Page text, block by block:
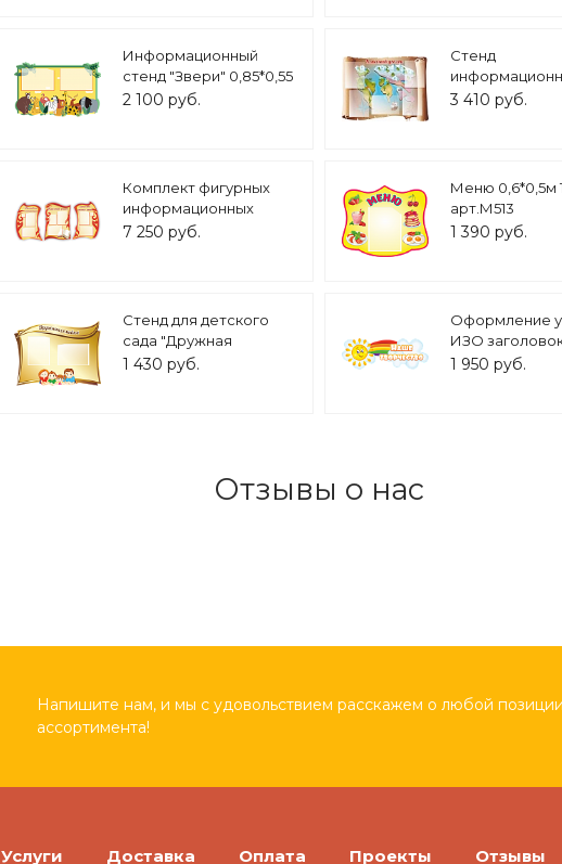
Информационный
стенд "Звери" 0,85*0,55
арт.ДС1336
2 100 руб.
Стенд
КЛАССНЫЙ
3 410 руб.
Комплект фигурных
информационных
стендов "Классный
карманами арт.
Ш1620_1
7 250 руб.
Меню 0,6*0,5м
арт.М513
1 390 руб.
Стенд для детского
сада "Дружная
семейка" 2 кармана
1 430 руб.
Оформление
ИЗО
творчество"
1 950 руб.
Отзывы о нас
Напишите нам, и мы с удовольствием расскажем о любой
ассортимента!
Услуги Доставка Оплата Проекты Отзывы